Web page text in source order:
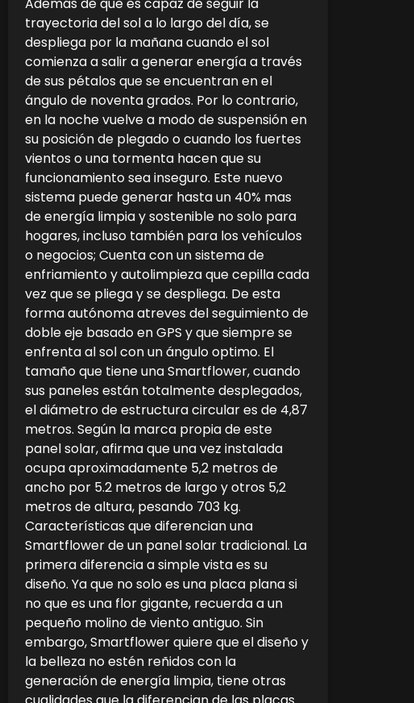
Además de que es capaz de seguir la
trayectoria del sol a lo largo del día, se
despliega por la mañana cuando el sol
comienza a salir a generar energía a través
de sus pétalos que se encuentran en el
ángulo de noventa grados. Por lo contrario,
en la noche vuelve a modo de suspensión en
su posición de plegado o cuando los fuertes
vientos o una tormenta hacen que su
funcionamiento sea inseguro. Este nuevo
sistema puede generar hasta un 40% mas
de energía limpia y sostenible no solo para
hogares, incluso también para los vehículos
o negocios; Cuenta con un sistema de
enfriamiento y autolimpieza que cepilla cada
vez que se pliega y se despliega. De esta
forma autónoma atreves del seguimiento de
doble eje basado en GPS y que siempre se
enfrenta al sol con un ángulo optimo. El
tamaño que tiene una Smartflower, cuando
sus paneles están totalmente desplegados,
el diámetro de estructura circular es de 4,87
metros. Según la marca propia de este
panel solar, afirma que una vez instalada
ocupa aproximadamente 5,2 metros de
ancho por 5.2 metros de largo y otros 5,2
metros de altura, pesando 703 kg.
Características que diferencian una
Smartflower de un panel solar tradicional. La
primera diferencia a simple vista es su
diseño. Ya que no solo es una placa plana si
no que es una flor gigante, recuerda a un
pequeño molino de viento antiguo. Sin
embargo, Smartflower quiere que el diseño y
la belleza no estén reñidos con la
generación de energía limpia, tiene otras